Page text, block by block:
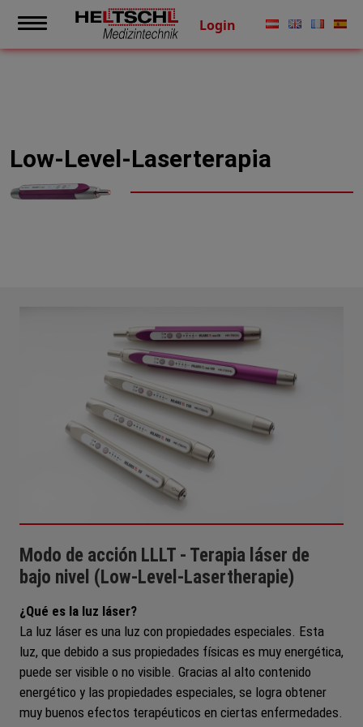
Login
Low-Level-Laserterapia
Modo de acción LLLT - Terapia láser de
bajo nivel (Low-Level-Lasertherapie)
¿Qué es la luz láser?
La luz láser es una luz con propiedades especiales. Esta
luz, que debido a sus propiedades físicas es muy energética,
puede ser visible o no visible. Gracias al alto contenido
energético y las propiedades especiales, se logra obtener
muy buenos efectos terapéuticos en ciertas enfermedades.